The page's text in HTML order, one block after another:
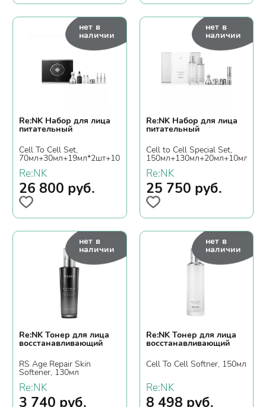
нет в
наличии
Re:NK Набор для лица
питательный
Cell To Cell Set,
70мл+30мл+19мл*2шт+10мл+3,5мл*3шт
Re:NK
26 800 руб.
нет в
наличии
Re:NK Набор для лица
питательный
Cell to Cell Special Set,
Re:NK
25 750 руб.
нет в
наличии
Re:NK Тонер для лица
восстанавливающий
RS Age Repair Skin
Softener, 130мл
Re:NK
3 740 руб.
нет в
наличии
Re:NK Тонер для лица
восстанавливающий
Cell To Cell Softner, 150мл
Re:NK
8 498 руб.